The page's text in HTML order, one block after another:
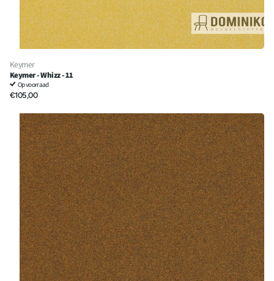
Keymer
Keymer - Whizz - 11
Op voorraad
€105,00